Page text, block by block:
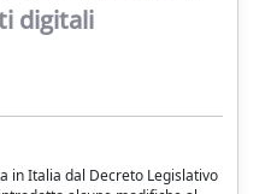
digitali
in Italia dal Decreto Legislativo